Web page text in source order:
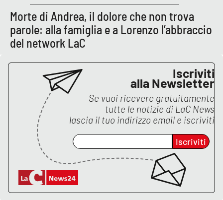
Morte di Andrea, il dolore che non trova
parole: alla famiglia e a Lorenzo l’abbraccio
del network LaC
Iscriviti
alla Newsletter
Se vuoi ricevere gratuitamente
tutte le notizie di LaC News
lascia il tuo indirizzo email e iscriviti
Iscriviti